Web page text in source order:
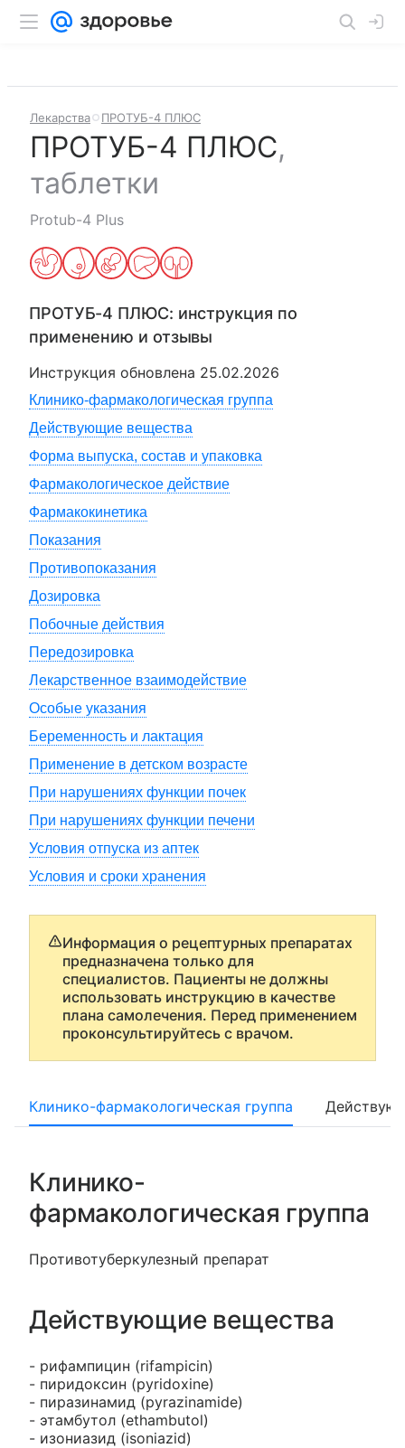
Лекарства ПРОТУБ-4 ПЛЮС
ПРОТУБ-4 ПЛЮС,
таблетки
Protub-4 Plus
ПРОТУБ-4 ПЛЮС: инструкция по
применению и отзывы
Инструкция обновлена 25.02.2026
Клинико-фармакологическая группа
Действующие вещества
Форма выпуска, состав и упаковка
Фармакологическое действие
Фармакокинетика
Показания
Противопоказания
Дозировка
Побочные действия
Передозировка
Лекарственное взаимодействие
Особые указания
Беременность и лактация
Применение в детском возрасте
При нарушениях функции почек
При нарушениях функции печени
Условия отпуска из аптек
Условия и сроки хранения
Информация о рецептурных препаратах
предназначена только для
специалистов. Пациенты не должны
использовать инструкцию в качестве
плана самолечения. Перед применением
проконсультируйтесь с врачом.
Клинико-фармакологическая группа
Клинико-
фармакологическая группа
Противотуберкулезный препарат
Действующие вещества
- рифампицин (rifampicin)
- пиридоксин (pyridoxine)
- пиразинамид (pyrazinamide)
- этамбутол (ethambutol)
- изониазид (isoniazid)